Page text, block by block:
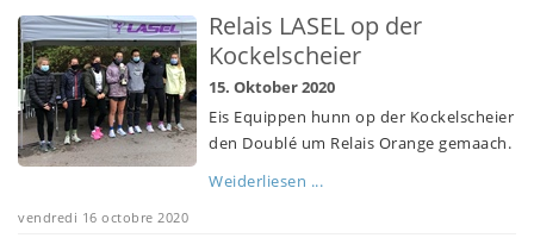
Relais LASEL op der
Kockelscheier
15. Oktober 2020
Eis Equippen hunn op der Kockelscheier
den Doublé um Relais Orange gemaach.
Weiderliesen ...
vendredi 16 octobre 2020